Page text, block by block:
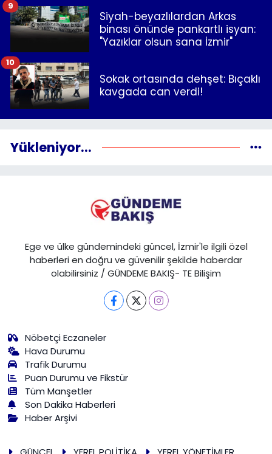
Siyah-beyazlılardan Arkas
binası önünde pankartlı isyan:
"Yazıklar olsun sana İzmir"
9
Sokak ortasında dehşet: Bıçaklı
kavgada can verdi!
10
Yükleniyor...
Ege ve ülke gündemindeki güncel, İzmir'le ilgili özel
haberleri en doğru ve güvenilir şekilde haberdar
olabilirsiniz / GÜNDEME BAKIŞ- TE Bilişim
Nöbetçi Eczaneler
Hava Durumu
Trafik Durumu
Puan Durumu ve Fikstür
Tüm Manşetler
Son Dakika Haberleri
Haber Arşivi